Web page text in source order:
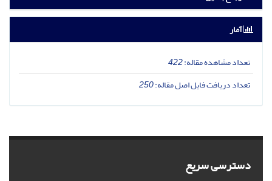
آمار
تعداد مشاهده مقاله:422
تعداد دریافت فایل اصل مقاله:250
دسترسی سریع